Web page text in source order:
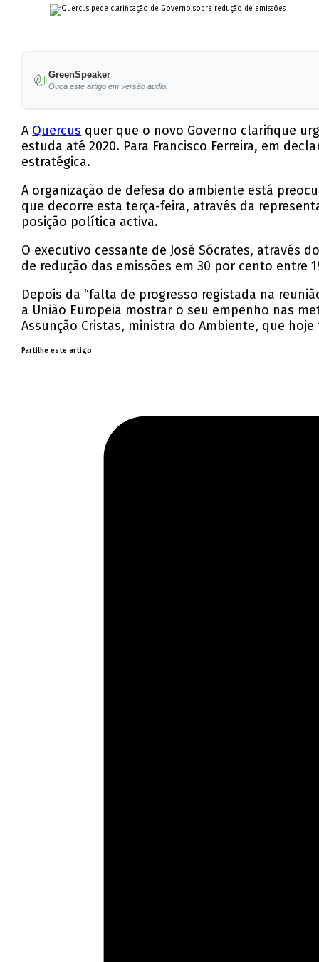
GreenSpeaker
Ouça este artigo em versão áudio.
A Quercus quer que o novo Governo clarifique
estuda até 2020. Para Francisco Ferreira, em
estratégica.
A organização de defesa do ambiente está
que decorre esta terça-feira, através da
posição política activa.
O executivo cessante de José Sócrates, através
de redução das emissões em 30 por cento entre
Depois da “falta de progresso registada na
a União Europeia mostrar o seu empenho nas
Assunção Cristas, ministra do Ambiente, que
Partilhe este artigo